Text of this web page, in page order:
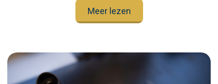
Meer lezen